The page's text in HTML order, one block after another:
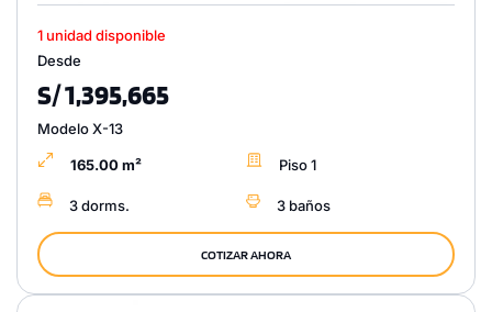
1 unidad disponible
Desde
S/ 1,395,665
Modelo X-13
165.00 m² Piso 1
3 dorms. 3 baños
COTIZAR AHORA